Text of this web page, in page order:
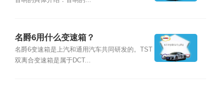
名爵6用什么变速箱？
名爵6变速箱是上汽和通用汽车共同研发的。TST
双离合变速箱是属于DCT...